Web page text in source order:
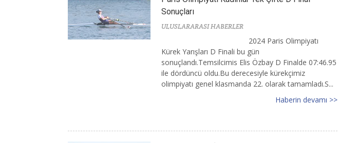
Sonuçları
ULUSLARARASI HABERLER
2024 Paris Olimpiyatı
Kürek Yarışları D Finali bu gün
sonuçlandı.Temsilcimis Elis Özbay D Finalde 07:46.95
ile dördüncü oldu.Bu derecesiyle kürekçimiz
olimpiyatı genel klasmanda 22. olarak tamamladı.S...
Haberin devamı >>